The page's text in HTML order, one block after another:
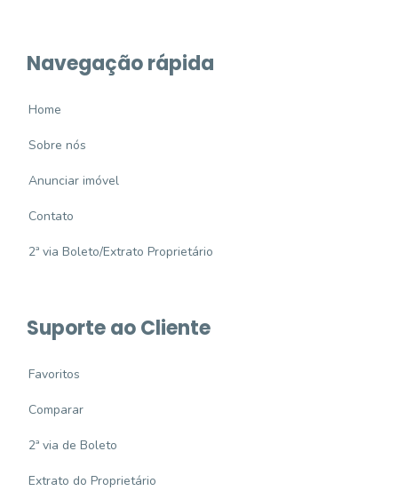
Navegação rápida
Home
Sobre nós
Anunciar imóvel
Contato
2ª via Boleto/Extrato Proprietário
Suporte ao Cliente
Favoritos
Comparar
2ª via de Boleto
Extrato do Proprietário